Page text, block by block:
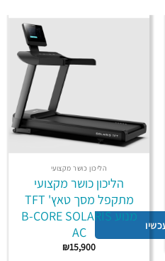
הליכון כושר מקצועי
הליכון כושר מקצועי
מתקפל מסך טאץ' TFT
מנוע B-CORE SOLARIS
AC
₪15,900